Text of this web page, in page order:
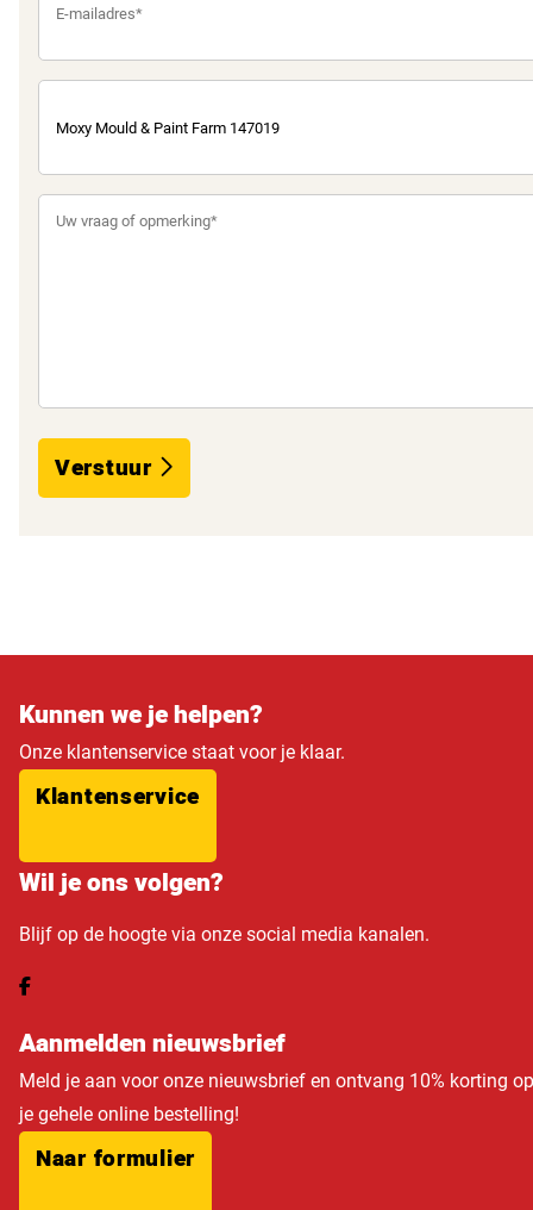
Verstuur
Kunnen we je helpen?
Onze klantenservice staat voor je klaar.
Klantenservice
Wil je ons volgen?
Blijf op de hoogte via onze social media kanalen.
Aanmelden nieuwsbrief
Meld je aan voor onze nieuwsbrief en ontvang 10% korting op
je gehele online bestelling!
Naar formulier